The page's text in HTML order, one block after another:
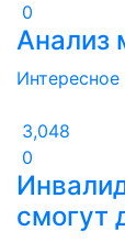
0
Анализ
Интересное
3,048
0
смогут